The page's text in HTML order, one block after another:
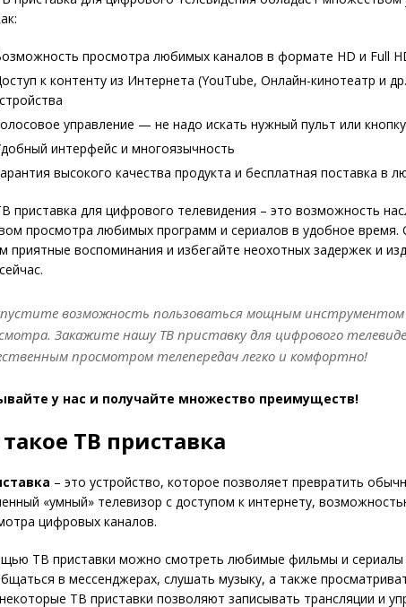
просмотра любимых каналов в формате HD и Full
к контенту из Интернета (YouTube, Онлайн-кинотеатр и
управление — не надо искать нужный пульт или кнопку
интерфейс и многоязычность
высокого качества продукта и бесплатная поставка в
приставка для цифрового телевидения – это возможность
просмотра любимых программ и сериалов в удобное время.
приятные воспоминания и избегайте неохотных задержек и
возможность пользоваться мощным инструментом
Закажите нашу ТВ приставку для цифрового
просмотром телепередач легко и комфортно!
у нас и получайте множество преимуществ!
ТВ приставка
– это устройство, которое позволяет превратить
«умный» телевизор с доступом к интернету,
цифровых каналов.
ТВ приставки можно смотреть любимые фильмы и сериалы
в мессенджерах, слушать музыку, а также
ТВ приставки позволяют записывать трансляции и